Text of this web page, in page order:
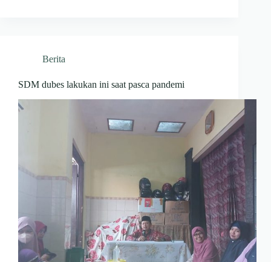
Berita
SDM dubes lakukan ini saat pasca pandemi